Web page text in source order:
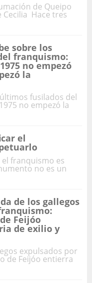
de Queipo
Cecilia Hace tres
sobre los
franquismo:
no empezó
la
fusilados del
no empezó la
el
franquismo es
no es un
de los gallegos
Feijóo
de exilio y
expulsados por
de Feijóo entierra